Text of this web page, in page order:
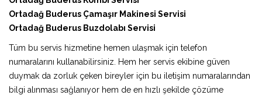
Ortadağ Buderus Çamaşır Makinesi Servisi
Ortadağ Buderus Buzdolabı Servisi
Tüm bu servis hizmetine hemen ulaşmak için telefon
numaralarını kullanabilirsiniz. Hem her servis ekibine güven
duymak da zorluk çeken bireyler için bu iletişim numaralarından
bilgi alınması sağlanıyor hem de en hızlı şekilde çözüme